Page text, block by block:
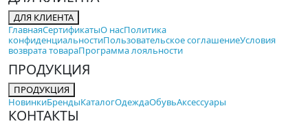
ДЛЯ КЛИЕНТА
ГлавнаяСертификатыО насПолитика
конфиденциальностиПользовательское соглашениеУсловия
возврата товараПрограмма лояльности
ПРОДУКЦИЯ
ПРОДУКЦИЯ
НовинкиБрендыКаталогОдеждаОбувьАксессуары
КОНТАКТЫ